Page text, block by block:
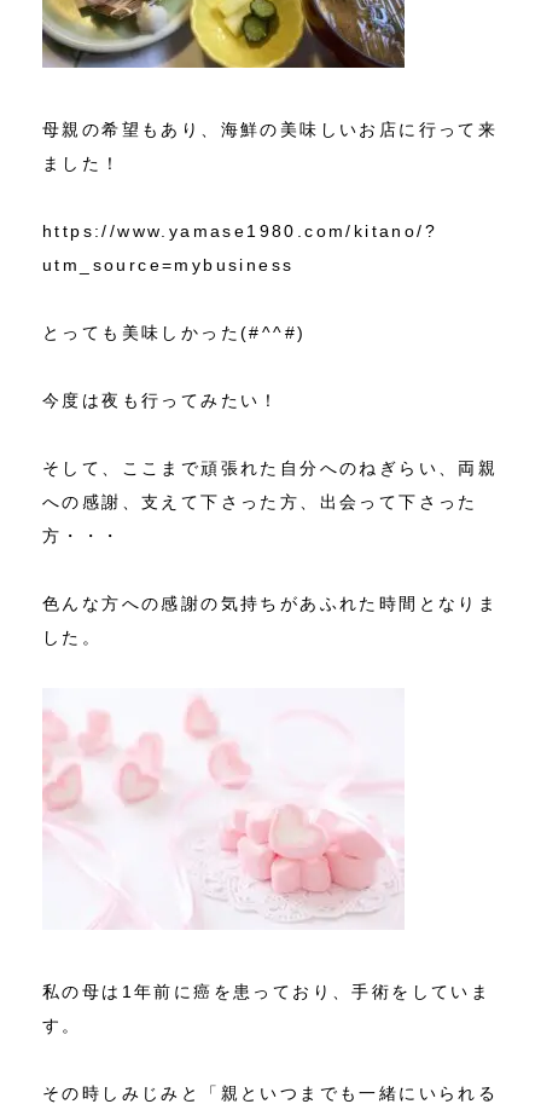
母親の希望もあり、海鮮の美味しいお店に行って来
ました！
https://www.yamase1980.com/kitano/?
utm_source=mybusiness
とっても美味しかった(#^^#)
今度は夜も行ってみたい！
そして、ここまで頑張れた自分へのねぎらい、両親
への感謝、支えて下さった方、出会って下さった
方・・・
色んな方への感謝の気持ちがあふれた時間となりま
した。
私の母は1年前に癌を患っており、手術をしていま
す。
その時しみじみと「親といつまでも一緒にいられる